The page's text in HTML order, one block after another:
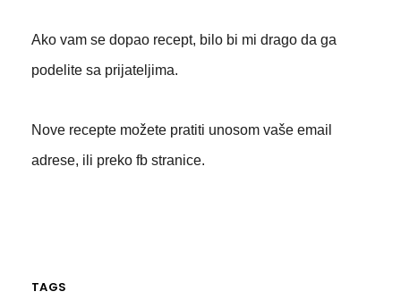
Ako vam se dopao recept, bilo bi mi drago da ga
podelite sa prijateljima.
Nove recepte možete pratiti unosom vaše email
adrese, ili preko fb stranice.
TAGS